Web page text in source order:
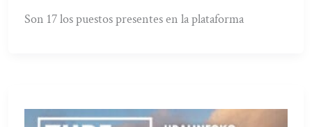
Son 17 los puestos presentes en la plataforma